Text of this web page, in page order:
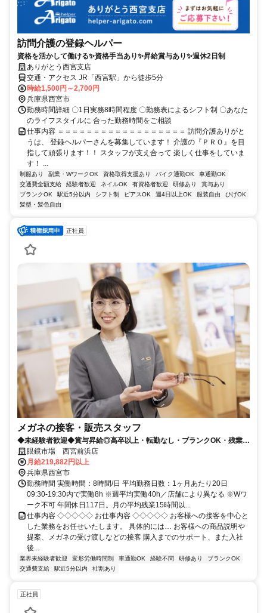
訪問介護の登録ヘルパー
資格を活かして働ける✨資格手当あり✨昇給賞与あり✨週休2日制
ありがとう西宮支店
交通・アクセス JR「西宮駅」から徒歩5分
時給1,500円～2,700円
兵庫県西宮市
勤務時間詳細 〇1日実務8時間程度 〇勤務表によるシフト制 〇あなた
のライフスタイルに 合った勤務時間をご相談
仕事内容 ＝＝＝＝＝＝＝＝＝＝＝＝＝＝＝＝＝＝ 訪問介護ありがと
うは、 登録ヘルパーさんを募集しています！ 介護の『ＰＲＯ』を目
指して頑張ります！！ スタッフが支え合って 楽しく仕事をしていま
す！ ...
制服あり 副業・WワークOK 資格取得支援あり バイク通勤OK
車通勤OK
交通費全額支給
経験者歓迎 ネイルOK 有資格者歓迎 研修あり
賞与あり
ブランクOK
駅近5分以内 シフト制 ピアスOK 週4日以上OK 服装自由
ひげOK
髪型・髪色自由
正社員
メガネの接客・販売スタッフ
◆未経験者歓迎◆賞与昇給◎高卒以上・転勤なし・ブランクOK・残業少
なめ・業界No1！
眼鏡市場 西宮前浜店
月給219,882円以上
兵庫県西宮市
勤務時間 実働時間：8時間/日 平均勤務日数：1ヶ月あたり20日
09:30-19:30内で実働8h ※週平均実働40h／店舗により異なる ※Wワ
ーク不可 年間休日117日。月の平均残業15時間以...
仕事内容 ◇◇◇◇◇ お仕事内容 ◇◇◇◇◇ お客様への接客を中心と
した業務をお任せいたします。 具体的には… お客様への商品説明や
提案、メガネの受け渡しなどの接客 購入までのサポート、また入社
後...
業界未経験者歓迎 変形労働時間制 車通勤OK 経験不問 研修あり
ブランクOK
交通費支給
駅近5分以内 社割あり
正社員